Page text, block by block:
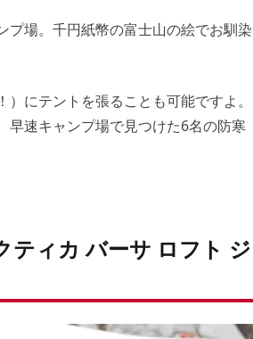
プ場。千円紙幣の富士山の絵でお馴染
にテントを張ることも可能ですよ。
早速キャンプ場で見つけた6名の防寒
ティカ バーサ ロフト ジ